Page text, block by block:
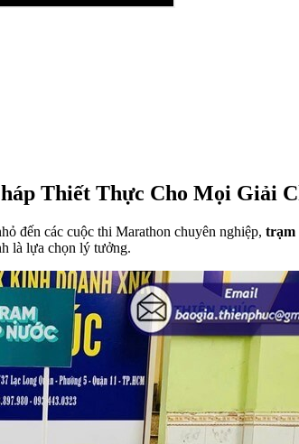
Thiết Thực Cho Mọi Giải
đến các cuộc thi Marathon chuyên nghiệp, trạm
là lựa chọn lý tưởng.